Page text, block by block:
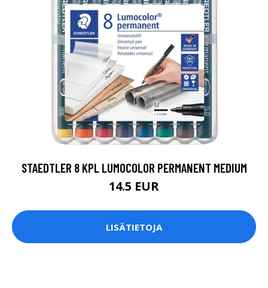
STAEDTLER 8 KPL LUMOCOLOR PERMANENT MEDIUM
14.5 EUR
LISÄTIETOJA